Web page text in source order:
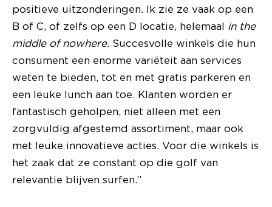
positieve uitzonderingen. Ik zie ze vaak op een
B of C, of zelfs op een D locatie, helemaal in the
middle of nowhere. Succesvolle winkels die hun
consument een enorme variëteit aan services
weten te bieden, tot en met gratis parkeren en
een leuke lunch aan toe. Klanten worden er
fantastisch geholpen, niet alleen met een
zorgvuldig afgestemd assortiment, maar ook
met leuke innovatieve acties. Voor die winkels is
het zaak dat ze constant op die golf van
relevantie blijven surfen.”